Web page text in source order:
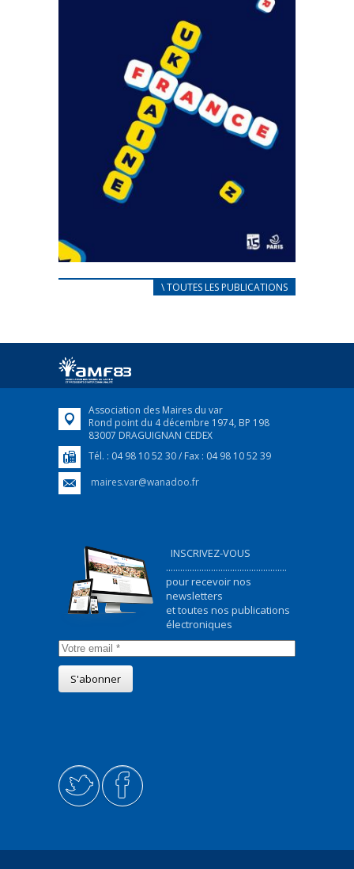
CARNET D’ACCUEIL
Afin d’accompagner au mieux les réfugiés
FEUILLETER
\ TOUTES LES PUBLICATIONS
Association des Maires du var
Rond point du 4 décembre 1974, BP 198
83007 DRAGUIGNAN CEDEX
Tél. : 04 98 10 52 30 / Fax : 04 98 10 52 39
maires.var@wanadoo.fr
INSCRIVEZ-VOUS
...................................................
pour recevoir nos
newsletters
et toutes nos publications
électroniques